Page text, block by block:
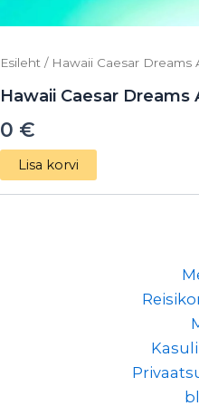
Esileht / Hawaii Caesar Dreams
Hawaii Caesar Dreams
0 €
Lisa korvi